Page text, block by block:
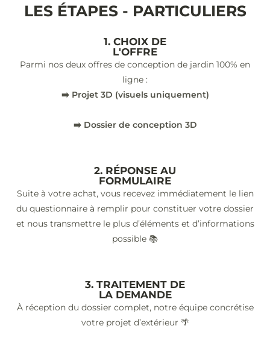
LES ÉTAPES - PARTICULIERS
1. CHOIX DE
L'OFFRE
Parmi nos deux offres de conception de jardin 100% en
ligne :
➡️ Projet 3D (visuels uniquement)
➡️ Dossier de conception 3D
2. RÉPONSE AU
FORMULAIRE
Suite à votre achat, vous recevez immédiatement le lien
du questionnaire à remplir pour constituer votre dossier
et nous transmettre le plus d’éléments et d’informations
possible 📚
3. TRAITEMENT DE
LA DEMANDE
À réception du dossier complet, notre équipe concrétise
votre projet d’extérieur 🌴